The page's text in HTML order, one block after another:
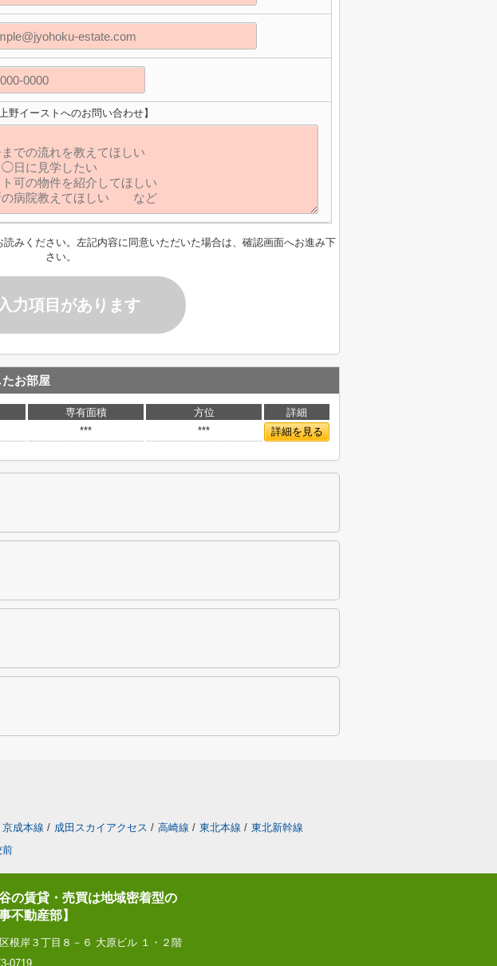
野イーストへのお問い合わせ】
読みください。左記内容に同意いただいた場合は、確認画面へお進み下
さい。
力項目があります
お部屋
専有面積 方位
詳細
*** *** 詳細を見る
京成本線 / 成田スカイアクセス / 高崎線 / 東北本線 / 東北新幹線
前
の賃貸・売買は地域密着型の
不動産部】
根岸３丁目８－６ 大原ビル １・２階
0719